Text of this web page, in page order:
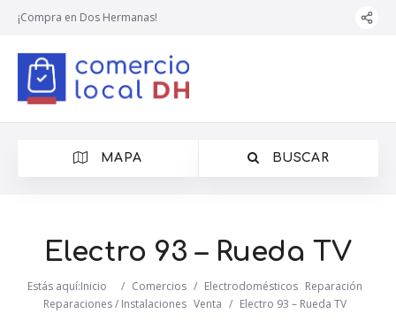
¡Compra en Dos Hermanas!
MAPA BUSCAR
Electro 93 – Rueda TV
Estás aquí:Inicio / Comercios / Electrodomésticos Reparación
Reparaciones / Instalaciones Venta / Electro 93 – Rueda TV